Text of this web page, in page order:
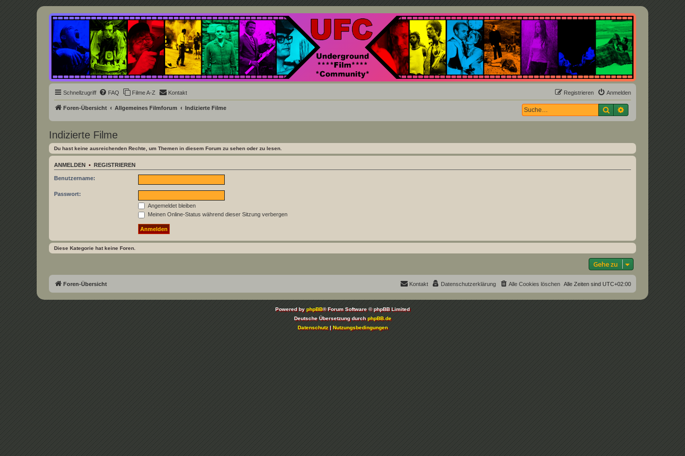
Underground Film Community
Die Underground Film Community ist ein deutschsprachiges Filmforum und ein Paradies für Cineasten und Filmsüchtige jenseits des Mainstreams.
Schnellzugriff FAQ Filme A-Z Kontakt Anmelden
Registrieren
Foren-Übersicht Allgemeines Filmforum Indizierte Filme Suche
Indizierte Filme
Du hast keine ausreichenden Rechte, um Themen in diesem Forum zu sehen oder zu lesen.
ANMELDEN • REGISTRIEREN
Benutzername:
Passwort:
Angemeldet bleiben
Meinen Online-Status während dieser Sitzung verbergen
Diese Kategorie hat keine Foren.
Gehe zu
Foren-Übersicht Alle Zeiten sind UTC+02:00
Alle Cookies löschen
Datenschutzerklärung
Kontakt
Powered byphpBB® Forum Software © phpBB Limited
Deutsche Übersetzung durchphpBB.de
Datenschutz|Nutzungsbedingungen